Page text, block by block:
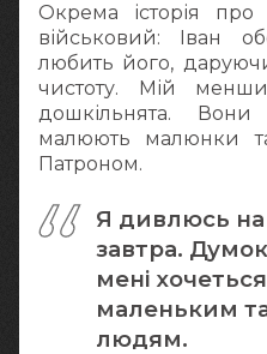
Окрема історія
військовий: Іван
любить його,
чистоту. Мій
дошкільнята.
малюють малюнки
Патроном.
Я дивлюсь
завтра.
мені
маленьким
людям.